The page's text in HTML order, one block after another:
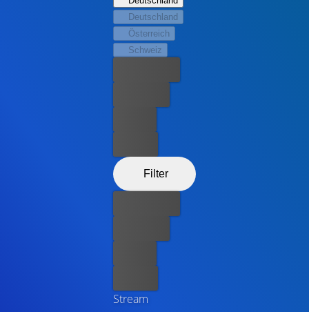
Spiel mit dem Feuer …
Deutschland
Österreich
Schweiz
Filter
Stream